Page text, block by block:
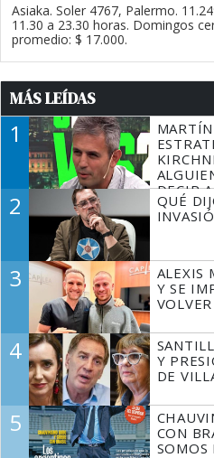
Asiaka. Soler 4767, Palermo.
11.30 a 23.30 horas. Domingos
promedio: $ 17.000.
MÁS LEÍDAS
1
DECIR
TIENE
2
QUÉ
3
ALEXIS
Y SE
4
Y
DE
5
CON
SOMOS